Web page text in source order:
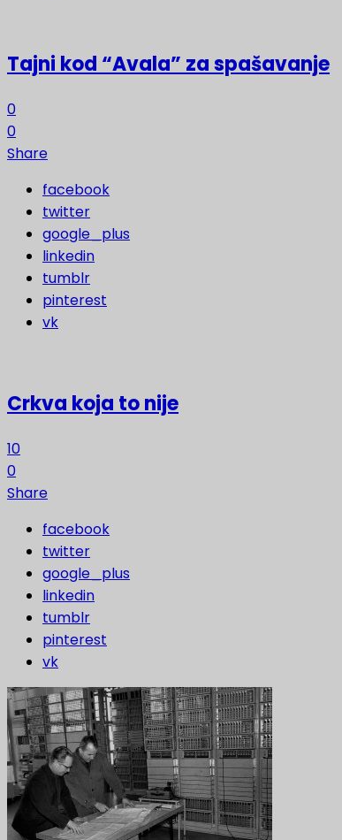
Tajni kod “Avala” za spašavanje
0
0
Share
facebook
twitter
google_plus
linkedin
tumblr
pinterest
vk
Crkva koja to nije
10
0
Share
facebook
twitter
google_plus
linkedin
tumblr
pinterest
vk